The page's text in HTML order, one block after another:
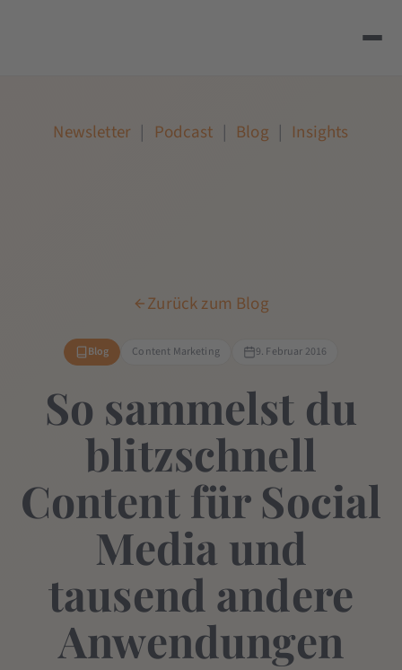
Newsletter | Podcast | Blog | Insights
Zurück zum Blog
Blog Content Marketing 9. Februar 2016
So sammelst du
blitzschnell
Content für Social
Media und
tausend andere
Anwendungen